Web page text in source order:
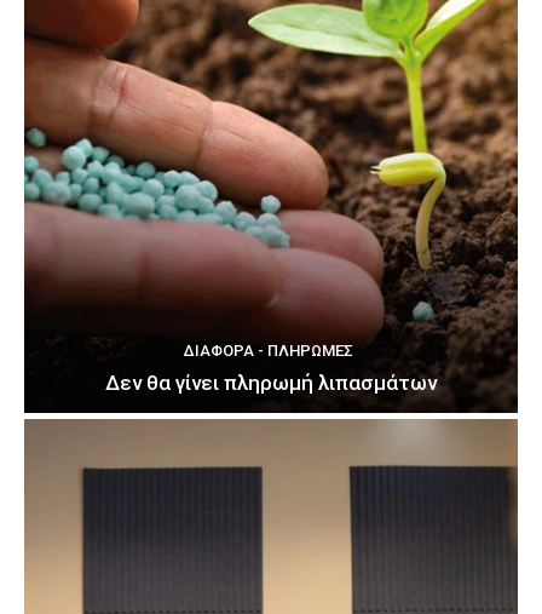
ΔΙΆΦΟΡΑ - ΠΛΗΡΩΜΈΣ
Δεν θα γίνει πληρωμή λιπασμάτων